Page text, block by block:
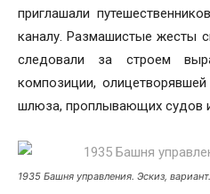
приглашали
каналу. Размашистые жесты
следовали за строем
композиции,
шлюза, проплывающих судов
1935 Башня управления. Эскиз, вариант.